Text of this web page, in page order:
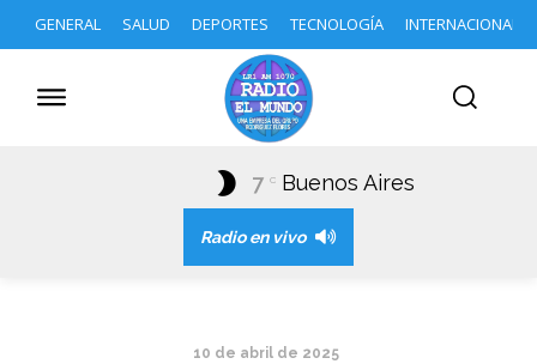
GENERAL SALUD DEPORTES TECNOLOGÍA INTERNACIONAL
7 C Buenos Aires
Radio en vivo
10 de abril de 2025